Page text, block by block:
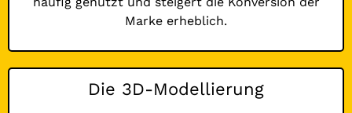
Marke erheblich.
Die 3D-Modellierung